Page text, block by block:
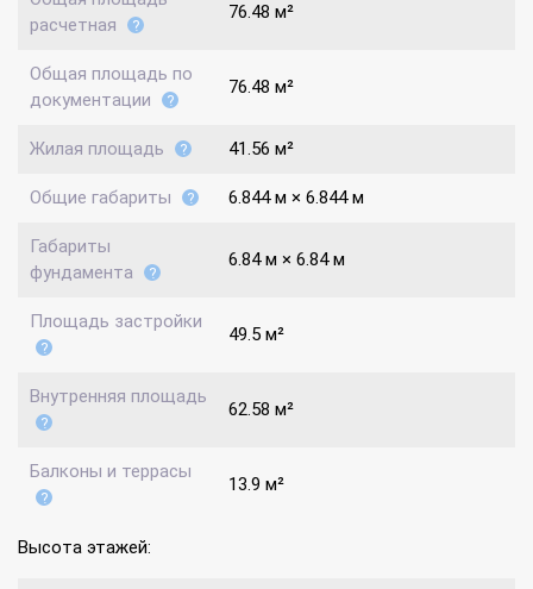
расчетная
76.48 м²
Общая площадь по
документации
76.48 м²
Жилая площадь 41.56 м²
Общие габариты 6.844 м × 6.844 м
Габариты
фундамента
6.84 м × 6.84 м
Площадь застройки
49.5 м²
Внутренняя площадь
62.58 м²
Балконы и террасы
13.9 м²
Высота этажей: